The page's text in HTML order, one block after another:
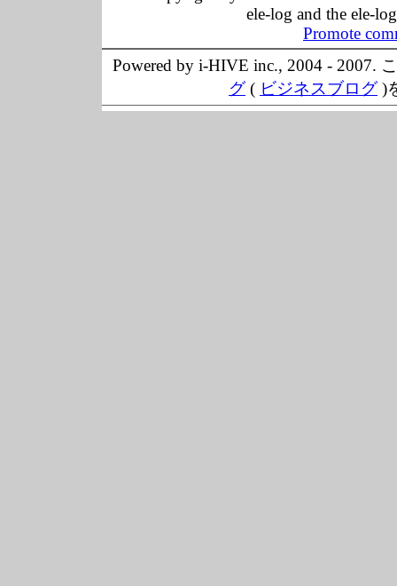
ele-log and the ele-
Promote
Powered by i-HIVE inc., 2004 - 2007.
グ( ビジネスブログ)